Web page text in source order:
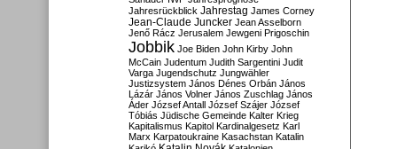
Jahresrückblick Jahrestag James Corney
Jean-Claude Juncker Jean Asselborn
Jenő Rácz Jerusalem Jewgeni Prigoschin
Jobbik Joe Biden John Kirby John
McCain Judentum Judith Sargentini Judit
Varga Jugendschutz Jungwähler
Justizsystem János Dénes Orbán János
Lázár János Volner János Zuschlag János
Áder József Antall József Szájer József
Tóbiás Jüdische Gemeinde Kalter Krieg
Kapitalismus Kapitol Kardinalgesetz Karl
Marx Karpatoukraine Kasachstan Katalin